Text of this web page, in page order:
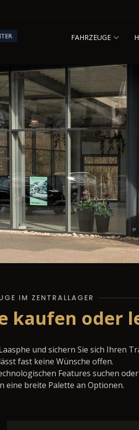
FAHRZEUGE
IM ZENTRALLAGER
kaufen oder
und sichern Sie sich Ihren
fast keine Wünsche offen.
Features suchen
eine breite Palette an Optionen.